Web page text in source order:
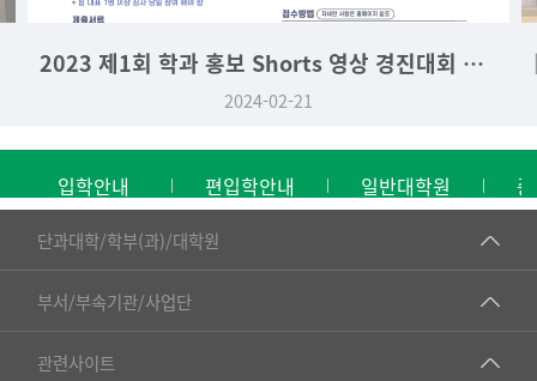
2023 제1회 학과 홍보 Shorts 영상 경진대회 대상
2024-02-21
입학안내 편입학안내 일반대학원
단과대학/학부(과)/대학원
■인문대학
▷국어국문학부
▷일본어·일본학과
부서/부속기관/사업단
공동기기센터
공학교육혁신센터
관련사이트
건강가정지원센터